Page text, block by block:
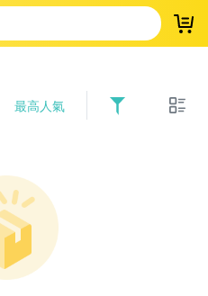
登
最高人氣